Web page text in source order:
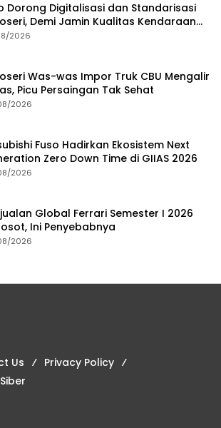
Dorong Digitalisasi dan Standarisasi
Demi Jamin Kualitas Kendaraan
2026
Was-was Impor Truk CBU Mengalir
Picu Persaingan Tak Sehat
2026
Fuso Hadirkan Ekosistem Next
Zero Down Time di GIIAS 2026
2026
Global Ferrari Semester I 2026
Ini Penyebabnya
2026
Us
Privacy Policy